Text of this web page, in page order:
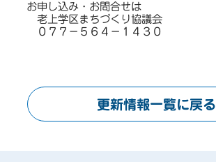
お申し込み・お問合せは
老上学区まちづくり協議会
０７７－５６４－１４３０
更新情報一覧に戻る